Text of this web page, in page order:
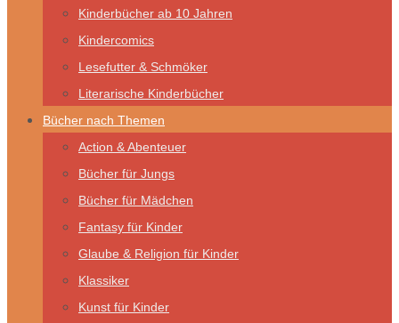
Kinderbücher ab 10 Jahren
Kindercomics
Lesefutter & Schmöker
Literarische Kinderbücher
Bücher nach Themen
Action & Abenteuer
Bücher für Jungs
Bücher für Mädchen
Fantasy für Kinder
Glaube & Religion für Kinder
Klassiker
Kunst für Kinder